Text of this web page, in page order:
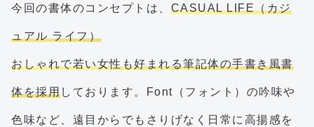
今回の書体のコンセプトは、 CASUAL LIFE（カジ
ュアル ライフ）
おしゃれで若い女性も好まれる筆記体の手書き風書
体を採用しております。Font（フォント）の吟味や
色味など、遠目からでもさりげなく日常に高揚感を